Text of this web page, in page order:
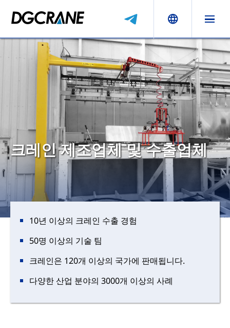
크레인 제조업체 및 수출업체
10년 이상의 크레인 수출 경험
50명 이상의 기술 팀
크레인은 120개 이상의 국가에 판매됩니다.
다양한 산업 분야의 3000개 이상의 사례